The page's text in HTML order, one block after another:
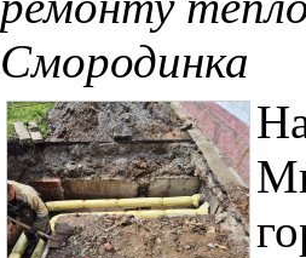
Смородинка